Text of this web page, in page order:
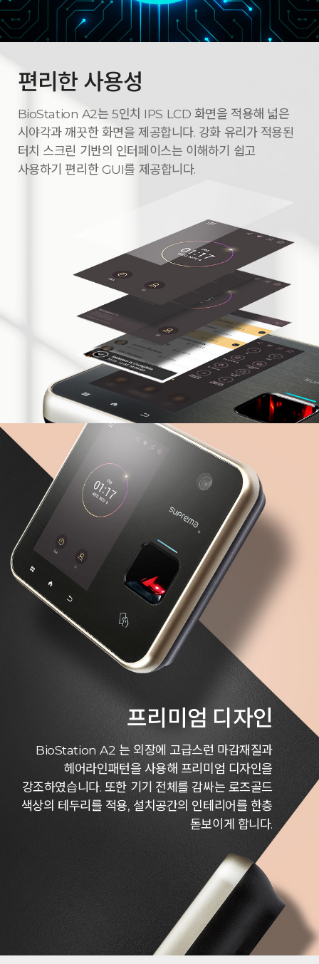
편리한 사용성
BioStation A2는 5인치 IPS LCD 화면을 적용해 넓은
시야각과 깨끗한 화면을 제공합니다. 강화 유리가 적용된
터치 스크린 기반의 인터페이스는 이해하기 쉽고
사용하기 편리한 GUI를 제공합니다.
프리미엄 디자인
BioStation A2 는 외장에 고급스런 마감재질과
헤어라인패턴을 사용해 프리미엄 디자인을
강조하였습니다. 또한 기기 전체를 감싸는 로즈골드
색상의 테두리를 적용, 설치공간의 인테리어를 한층
돋보이게 합니다.